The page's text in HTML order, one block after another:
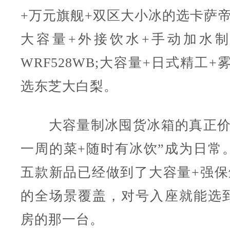
+万元旗舰+双区大小冰的选卡萨
大容量+外接饮水+手动加水
WRF528WB;大容量+日式精工+
选东芝大白梨。
大容量制冰囤货冰箱的真正价
一周的菜+随时有冰饮”成为日常
五款新品已经做到了大容量+强
的全场景覆盖，对号入座就能选
房的那一台。